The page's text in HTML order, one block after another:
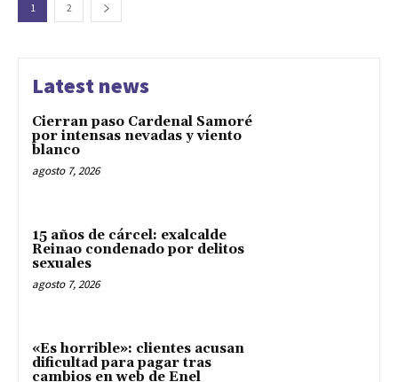
1 2
Latest news
Cierran paso Cardenal Samoré
por intensas nevadas y viento
blanco
agosto 7, 2026
15 años de cárcel: exalcalde
Reinao condenado por delitos
sexuales
agosto 7, 2026
«Es horrible»: clientes acusan
dificultad para pagar tras
cambios en web de Enel